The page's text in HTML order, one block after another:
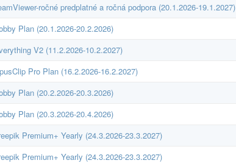
ročné predplatné a ročná podpora (20.1.2026-19.1.2027)
Plan (20.1.2026-20.2.2026)
V2 (11.2.2026-10.2.2027)
Pro Plan (16.2.2026-16.2.2027)
Plan (20.2.2026-20.3.2026)
Plan (20.3.2026-20.4.2026)
Premium+ Yearly (24.3.2026-23.3.2027)
Premium+ Yearly (24.3.2026-23.3.2027)